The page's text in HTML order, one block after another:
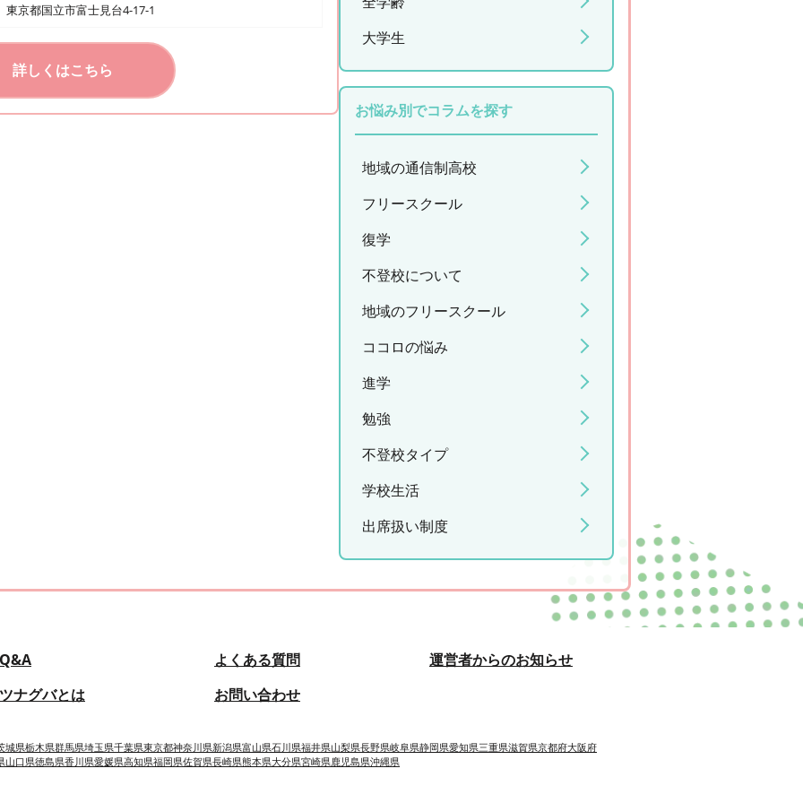
東京都国立市富士見台4-17-1
詳しくはこちら
大学生
お悩み別でコラムを探す
地域の通信制高校
フリースクール
復学
不登校について
地域のフリースクール
ココロの悩み
進学
勉強
不登校タイプ
学校生活
出席扱い制度
Q&A
ツナグバとは
よくある質問
お問い合わせ
運営者からのお知らせ
城県栃木県群馬県埼玉県千葉県東京都神奈川県新潟県富山県石川県福井県山梨県長野県岐阜県静岡県愛知県三重県滋賀県京都府大阪府
山口県徳島県香川県愛媛県高知県福岡県佐賀県長崎県熊本県大分県宮崎県鹿児島県沖縄県